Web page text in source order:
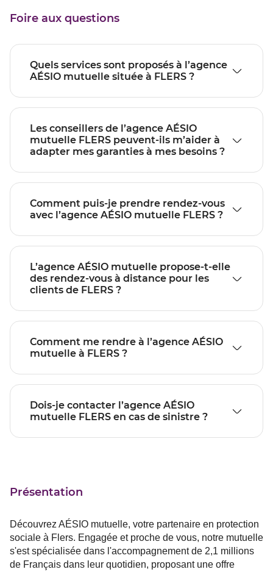
Foire aux questions
Quels services sont proposés à l’agence
AÉSIO mutuelle située à FLERS ?
Les conseillers de l’agence AÉSIO
mutuelle FLERS peuvent-ils m’aider à
adapter mes garanties à mes besoins ?
Comment puis-je prendre rendez-vous
avec l’agence AÉSIO mutuelle FLERS ?
L’agence AÉSIO mutuelle propose-t-elle
des rendez-vous à distance pour les
clients de FLERS ?
Comment me rendre à l’agence AÉSIO
mutuelle à FLERS ?
Dois-je contacter l’agence AÉSIO
mutuelle FLERS en cas de sinistre ?
Présentation
Découvrez AÉSIO mutuelle, votre partenaire en protection
sociale à Flers. Engagée et proche de vous, notre mutuelle
s'est spécialisée dans l'accompagnement de 2,1 millions
de Français dans leur quotidien, proposant une offre